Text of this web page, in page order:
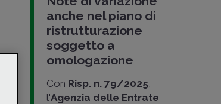
anche nel piano di
ristrutturazione
soggetto a
omologazione
Con Risp. n. 79/2025,
l'Agenzia delle Entrate